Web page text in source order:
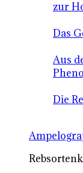
zur
Das
Aus
Die